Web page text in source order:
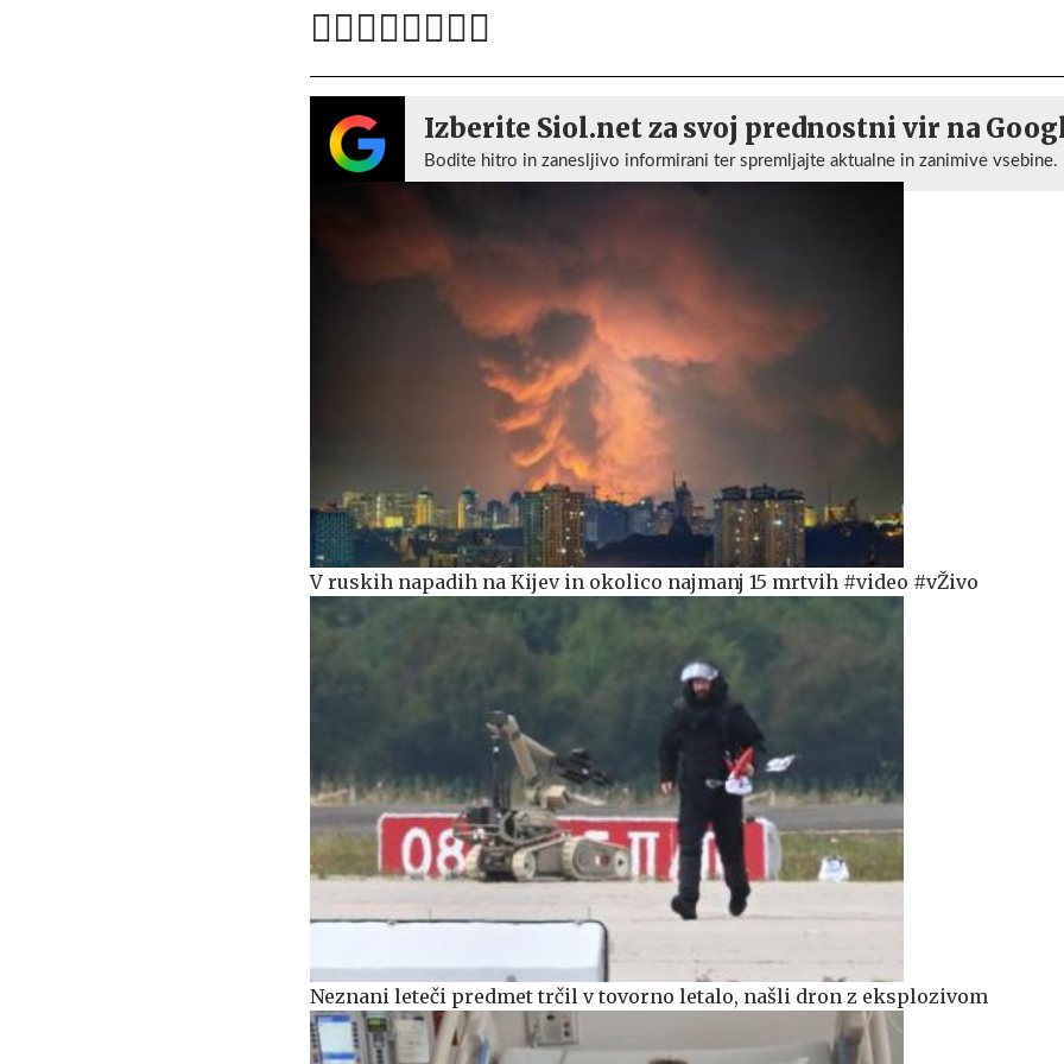
Izberite Siol.net za svoj prednostni vir na
Bodite hitro in zanesljivo informirani ter spremljajte aktualne in zanimive vsebine.
V ruskih napadih na Kijev in okolico najmanj 15 mrtvih #video #vŽivo
Neznani leteči predmet trčil v tovorno letalo, našli dron z eksplozivom